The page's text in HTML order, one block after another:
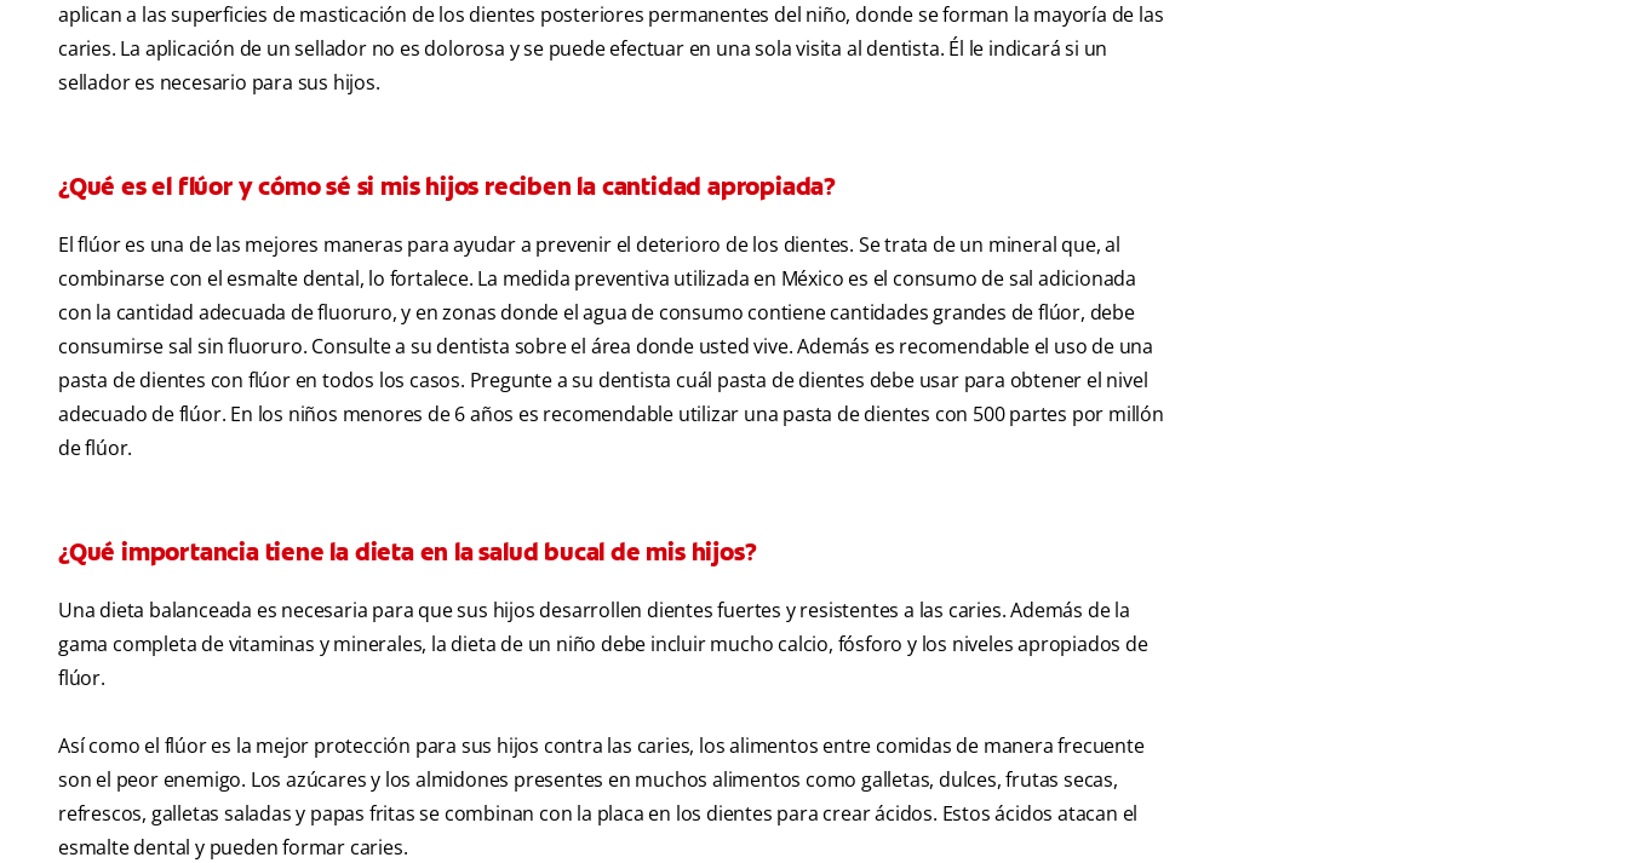
aplican a las superficies de masticación de los dientes posteriores permanentes del niño, donde se forman la mayoría de las
caries. La aplicación de un sellador no es dolorosa y se puede efectuar en una sola visita al dentista. Él le indicará si un
sellador es necesario para sus hijos.
¿Qué es el flúor y cómo sé si mis hijos reciben la cantidad apropiada?
El flúor es una de las mejores maneras para ayudar a prevenir el deterioro de los dientes. Se trata de un mineral que, al
combinarse con el esmalte dental, lo fortalece. La medida preventiva utilizada en México es el consumo de sal adicionada
con la cantidad adecuada de fluoruro, y en zonas donde el agua de consumo contiene cantidades grandes de flúor, debe
consumirse sal sin fluoruro. Consulte a su dentista sobre el área donde usted vive. Además es recomendable el uso de una
pasta de dientes con flúor en todos los casos. Pregunte a su dentista cuál pasta de dientes debe usar para obtener el nivel
adecuado de flúor. En los niños menores de 6 años es recomendable utilizar una pasta de dientes con 500 partes por millón
de flúor.
¿Qué importancia tiene la dieta en la salud bucal de mis hijos?
Una dieta balanceada es necesaria para que sus hijos desarrollen dientes fuertes y resistentes a las caries. Además de la
gama completa de vitaminas y minerales, la dieta de un niño debe incluir mucho calcio, fósforo y los niveles apropiados de
flúor.
Así como el flúor es la mejor protección para sus hijos contra las caries, los alimentos entre comidas de manera frecuente
son el peor enemigo. Los azúcares y los almidones presentes en muchos alimentos como galletas, dulces, frutas secas,
refrescos, galletas saladas y papas fritas se combinan con la placa en los dientes para crear ácidos. Estos ácidos atacan el
esmalte dental y pueden formar caries.